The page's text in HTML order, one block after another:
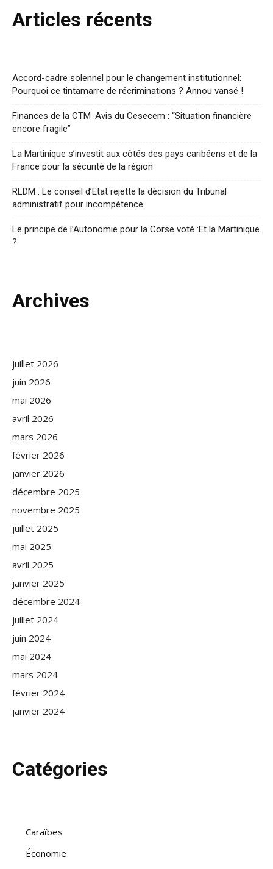
Articles récents
Accord-cadre solennel pour le changement institutionnel:
Pourquoi ce tintamarre de récriminations ? Annou vansé !
Finances de la CTM .Avis du Cesecem : “Situation financière
encore fragile”
La Martinique s’investit aux côtés des pays caribéens et de la
France pour la sécurité de la région
RLDM : Le conseil d’Etat rejette la décision du Tribunal
administratif pour incompétence
Le principe de l’Autonomie pour la Corse voté :Et la Martinique
?
Archives
juillet 2026
juin 2026
mai 2026
avril 2026
mars 2026
février 2026
janvier 2026
décembre 2025
novembre 2025
juillet 2025
mai 2025
avril 2025
janvier 2025
décembre 2024
juillet 2024
juin 2024
mai 2024
mars 2024
février 2024
janvier 2024
Catégories
Caraïbes
Économie